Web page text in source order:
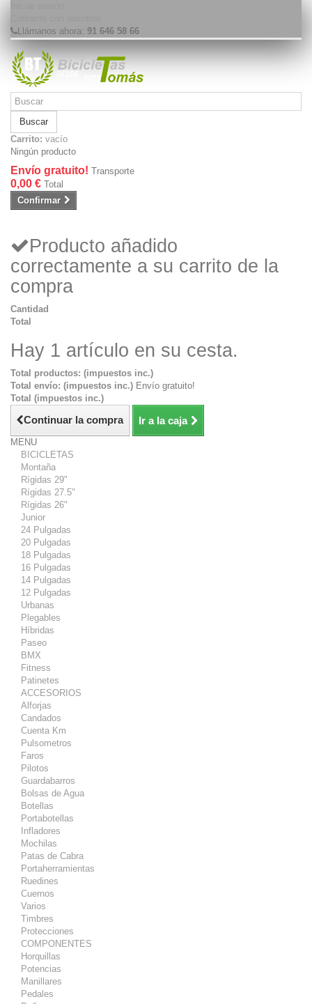
Llámanos ahora: 91 646 58 66
Buscar
Carrito: vacío
Ningún producto
Envío gratuito! Transporte
0,00 € Total
Confirmar
Producto añadido
correctamente a su carrito de la
compra
Cantidad
Total
Hay 1 artículo en su cesta.
Total productos: (impuestos inc.)
Total envío: (impuestos inc.) Envío gratuito!
Total (impuestos inc.)
Continuar la compra Ir a la caja
MENU
BICICLETAS
Montaña
Rígidas 29"
Rígidas 27.5"
Rígidas 26"
Junior
24 Pulgadas
20 Pulgadas
18 Pulgadas
16 Pulgadas
14 Pulgadas
12 Pulgadas
Urbanas
Plegables
Híbridas
Paseo
BMX
Fitness
Patinetes
ACCESORIOS
Alforjas
Candados
Cuenta Km
Pulsometros
Faros
Pilotos
Guardabarros
Bolsas de Agua
Botellas
Portabotellas
Infladores
Mochilas
Patas de Cabra
Portaherramientas
Ruedines
Cuernos
Varios
Timbres
Protecciones
COMPONENTES
Horquillas
Potencias
Manillares
Pedales